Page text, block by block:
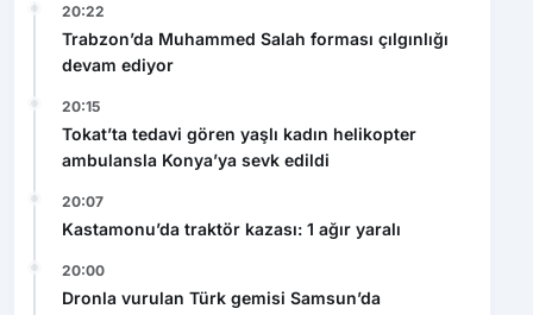
20:22
Trabzon’da Muhammed Salah forması çılgınlığı
devam ediyor
20:15
Tokat’ta tedavi gören yaşlı kadın helikopter
ambulansla Konya’ya sevk edildi
20:07
Kastamonu’da traktör kazası: 1 ağır yaralı
20:00
Dronla vurulan Türk gemisi Samsun’da